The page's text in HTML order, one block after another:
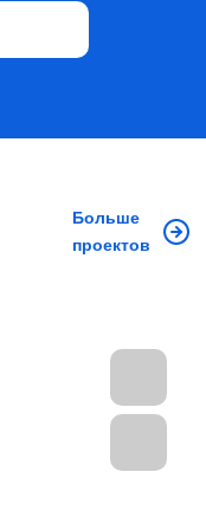
Больше
проектов